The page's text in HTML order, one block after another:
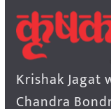
Krishak Jagat
Chandra